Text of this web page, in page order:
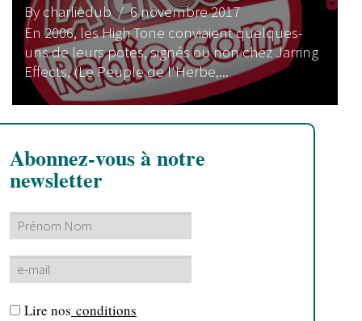
By charliedub/ 6 novembre 2017
En 2006, les High Tone conviaient quelques-
uns de leurs potes, signés ou non chez Jarring
Effects, (Le Peuple de l'Herbe,...
Abonnez-vous à notre
newsletter
Lire nos conditions